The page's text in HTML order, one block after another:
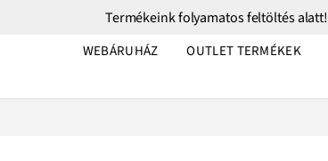
Termékeink folyamatos feltöltés alatt!
WEBÁRUHÁZ OUTLET TERMÉKEK